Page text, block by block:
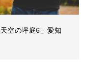
空の坪庭6」愛知